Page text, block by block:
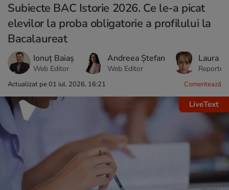
Subiecte BAC Istorie 2026. Ce le-a picat
elevilor la proba obligatorie a profilului la
Bacalaureat
Ionuț Baiaș
Web Editor
Andreea Ștefan
Web Editor
Laura
Reporter
Actualizat pe 01 iul. 2026, 16:21 Comentează
LiveText